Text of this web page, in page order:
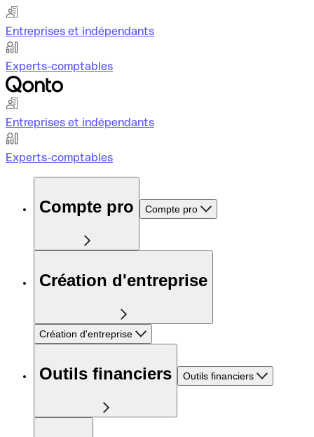
Entreprises et indépendants
Experts-comptables
Entreprises et indépendants
Experts-comptables
Compte pro Compte pro
Création d'entreprise
Création d'entreprise
Outils financiers Outils financiers